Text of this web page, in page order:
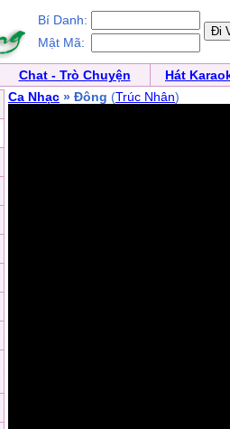
Bí Danh:
Mật Mã:
Chat - Trò Chuyện
Hát
Ca Nhạc » Đông (Trúc Nhân)